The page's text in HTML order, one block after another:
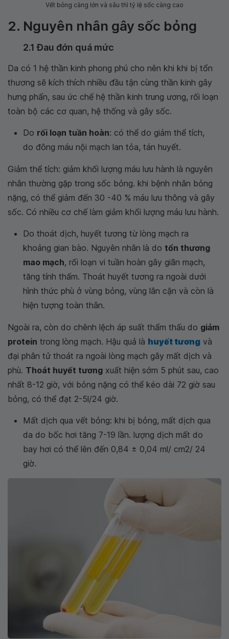
Vết bỏng càng lớn và sâu thì tỷ lệ sốc càng cao
2. Nguyên nhân gây sốc bỏng
2.1 Đau đớn quá mức
Da có 1 hệ thần kinh phong phú cho nên khi khi bị tổn
thương sẽ kích thích nhiều đầu tận cùng thần kinh gây
hưng phấn, sau ức chế hệ thần kinh trung ương, rối loạn
toàn bộ các cơ quan, hệ thống và gây sốc.
Do rối loạn tuần hoàn: có thể do giảm thể tích,
do đông máu nội mạch lan tỏa, tán huyết.
Giảm thể tích: giảm khối lượng máu lưu hành là nguyên
nhân thường gặp trong sốc bỏng. khi bệnh nhân bỏng
nặng, có thể giảm đến 30 -40 % máu lưu thông và gây
sốc. Có nhiều cơ chế làm giảm khối lượng máu lưu hành.
Do thoát dịch, huyết tương từ lòng mạch ra
khoảng gian bào. Nguyên nhân là do tổn thương
mao mạch, rối loạn vi tuần hoàn gây giãn mạch,
tăng tính thấm. Thoát huyết tương ra ngoài dưới
hình thức phù ở vùng bỏng, vùng lân cận và còn là
hiện tượng toàn thân.
Ngoài ra, còn do chênh lệch áp suất thẩm thấu do giảm
protein trong lòng mạch. Hậu quả là huyết tương và
đại phân tử thoát ra ngoài lòng mạch gây mất dịch và
phù. Thoát huyết tương xuất hiện sớm 5 phút sau, cao
nhất 8-12 giờ, với bỏng nặng có thể kéo dài 72 giờ sau
bỏng, có thể đạt 2-5l/24 giờ.
Mất dịch qua vết bỏng: khi bị bỏng, mất dịch qua
da do bốc hơi tăng 7-19 lần. lượng dịch mất do
bay hơi có thể lên đến 0,84 ± 0,04 ml/ cm2/ 24
giờ.